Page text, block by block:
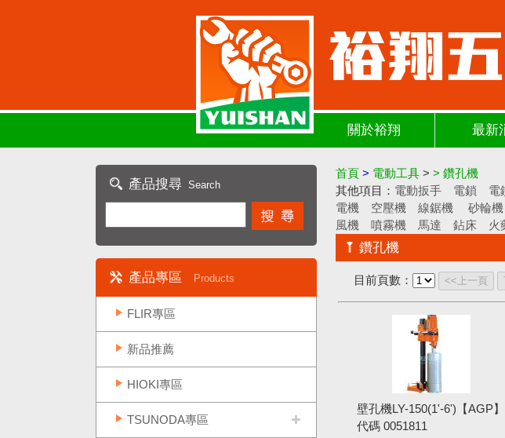
關於裕翔 最新
產品搜尋 Search
產品專區 Products
FLIR專區
新品推薦
HIOKI專區
TSUNODA專區
首頁 > 電動工具 > > 鑽孔機
其他項目： 電動扳手 電鎖 電
電機
空壓機 線鋸機 砂輪機
風機
噴霧機 馬達 鉆床 火
鑽孔機
目前頁數： <<上一頁
壁孔機LY-150(1'-6')【AGP】
代碼 0051811